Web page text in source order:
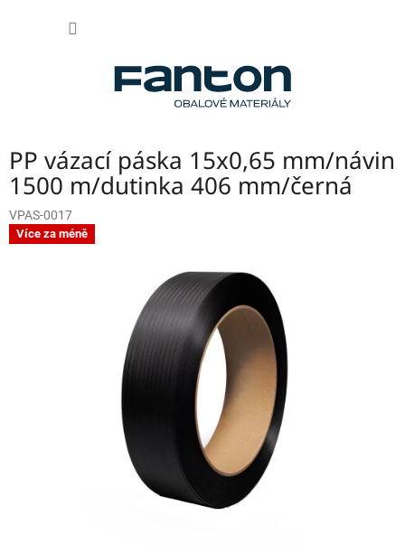
PP vázací páska 15x0,65 mm/návin
1500 m/dutinka 406 mm/černá
VPAS-0017
Více za méně